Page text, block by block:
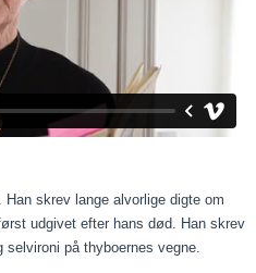
skrev lange alvorlige digte om
udgivet efter hans død. Han skrev
på thyboernes vegne.